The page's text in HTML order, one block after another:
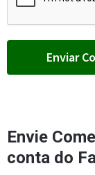
Envie
conta do